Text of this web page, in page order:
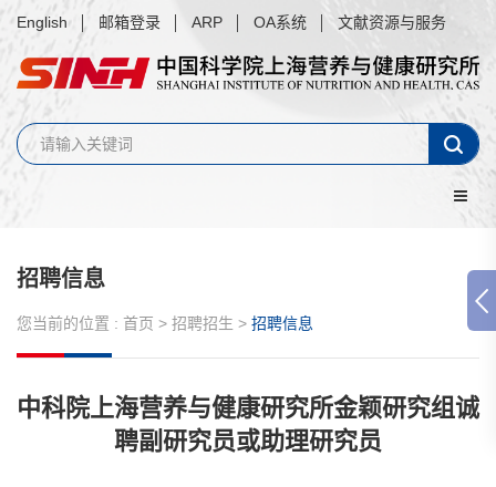
English 邮箱登录 ARP OA系统 文献资源与服务
招聘信息
您当前的位置 : 首页 > 招聘招生 > 招聘信息
中科院上海营养与健康研究所金颖研究组诚
聘副研究员或助理研究员